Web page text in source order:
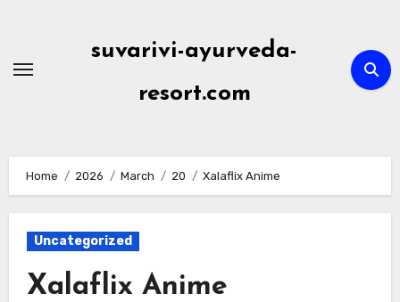
content
suvarivi-ayurveda-
resort.com
Home 2026 March 20 Xalaflix Anime
Uncategorized
Xalaflix Anime